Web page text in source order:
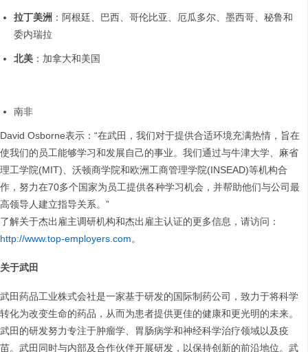
拉丁美洲 ：阿根廷、巴西、哥伦比亚、厄瓜多尔、墨西哥、秘鲁和
委内瑞拉
北美 ：加拿大和美国
南非
David Osborne表示：“在武田，我们对于提供合适环境充满热情，旨在
使我们的员工能够学习和发展自己的事业。我们通过与牛津大学、麻省
理工学院(MIT)、沃顿商学院和欧洲工商管理学院(INSEAD)等机构合
作，努力在70多个国家为员工提供各种学习机会，并帮助他们与公司最
高领导人建立指导关系。”
了解关于杰出雇主调研机构和杰出雇主认证的更多信息，请访问：
http://www.top-employers.com。
关于武田
武田药品工业株式会社是一家基于研发的国际制药公司，致力于将科学
转化为改变生命的药品，从而为患者提供更佳的健康和更光明的未来。
武田的研发努力专注于肿瘤学、胃肠病学和神经科学治疗领域以及疫
苗。武田同时与内部及合作伙伴开展研发，以保持创新的前沿地位。武